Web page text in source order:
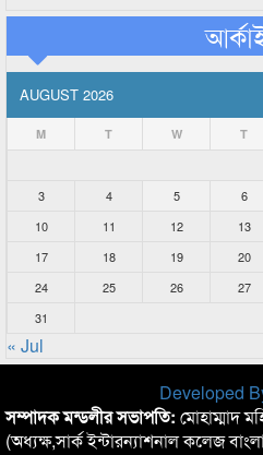
AUGUST 2026
M T W T
3
4 5 6
10
11 12 13
17
18 19 20
24
25 26 27
31
« Jul
Developed
সম্পাদক মন্ডলীর সভাপতি: মোহাম্মাদ
(অধ্যক্ষ,সার্ক ইন্টারন্যাশনাল কলেজ